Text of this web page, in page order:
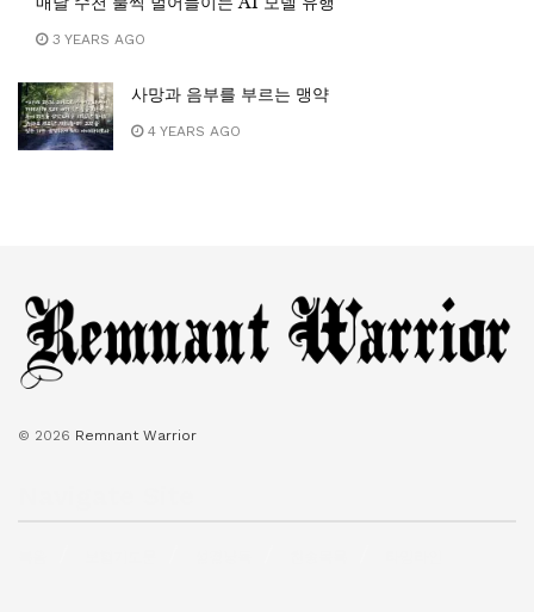
3 YEARS AGO
사망과 음부를 부르는 맹약
4 YEARS AGO
© 2026 Remnant Warrior